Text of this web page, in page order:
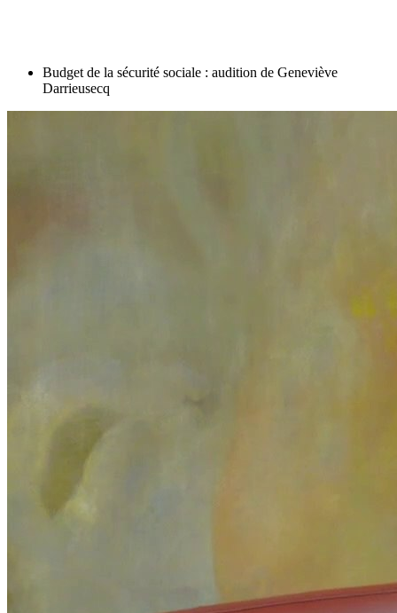
Budget de la sécurité sociale : audition de Geneviève
Darrieusecq